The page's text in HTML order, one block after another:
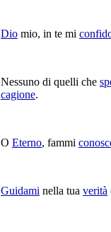
Dio mio, in te mi
Nessuno di quelli che
cagione.
O Eterno, fammi
Guidami nella tua verità